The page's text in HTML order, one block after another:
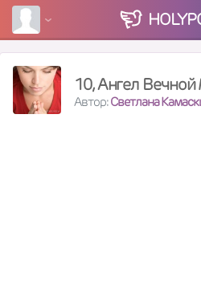
HOLY
Автор:Светлана